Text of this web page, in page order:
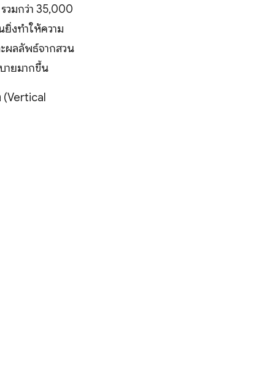
วมกว่า 35,000
งทำให้ความ
ผลลัพธ์จากสวน
ายมากขึ้น